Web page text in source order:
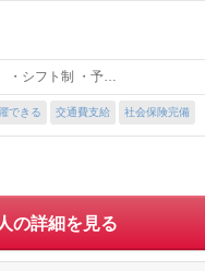
・シフト制 ・予…
できる 交通費支給 社会保険完備
の詳細を見る